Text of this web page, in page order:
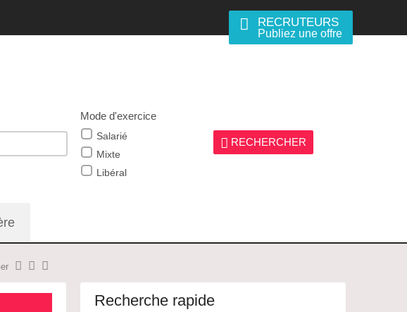
RECRUTEURS
Publiez une offre
Mode d'exercice
Salarié
Mixte
Libéral
RECHERCHER
Recherche rapide